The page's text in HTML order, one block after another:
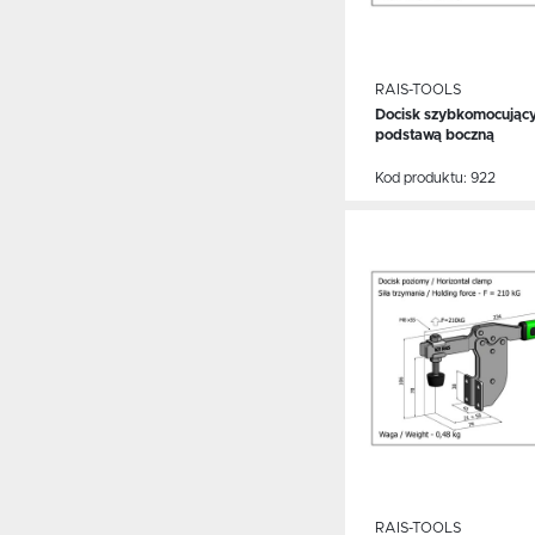
RAIS-TOOLS
Docisk
podstawą boczną
Kod produktu:922
WIĘCEJ
RAIS-TOOLS